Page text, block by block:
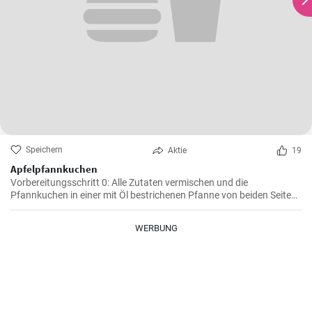
Speichern Aktie 19
Apfelpfannkuchen
Vorbereitungsschritt 0: Alle Zutaten vermischen und die
Pfannkuchen in einer mit Öl bestrichenen Pfanne von beiden Seiten
braten.
WERBUNG